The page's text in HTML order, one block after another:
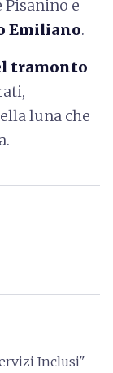
Pisanino e
Emiliano.
tramonto
luna che
Inclusi"